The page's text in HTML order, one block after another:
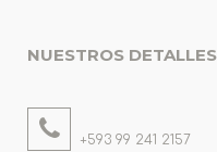
NUESTROS
+593 99 241 2157